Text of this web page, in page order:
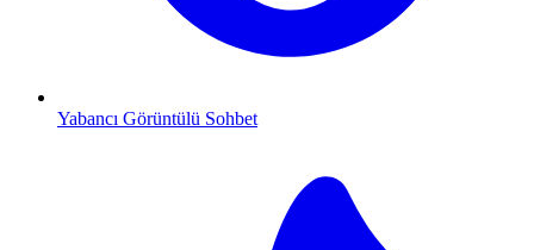
Yabancı Görüntülü Sohbet